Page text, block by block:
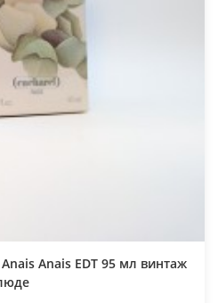
Anais EDT 95 мл винтаж